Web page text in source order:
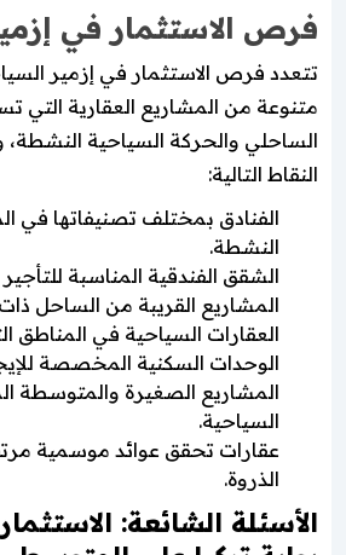
فرص الاستثمار في
تتعدد فرص الاستثمار في إزمير
متنوعة من المشاريع العقارية التي
الساحلي والحركة السياحية النشطة،
النقاط التالية:
الفنادق بمختلف تصنيفاتها في
النشطة.
الشقق الفندقية المناسبة
المشاريع القريبة من الساحل ذات
العقارات السياحية في المناطق
الوحدات السكنية المخصصة
المشاريع الصغيرة والمتوسطة
السياحية.
عقارات تحقق عوائد موسمية
الذروة.
الأسئلة الشائعة: